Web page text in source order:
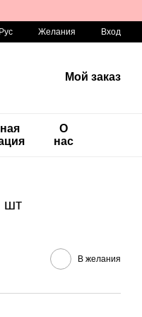
Рус Желания Вход
Мой заказ
О
нас
шт
В желания